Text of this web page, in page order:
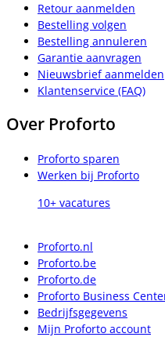
Retour aanmelden
Bestelling volgen
Bestelling annuleren
Garantie aanvragen
Nieuwsbrief aanmelden
Klantenservice (FAQ)
Over Proforto
Proforto sparen
Werken bij Proforto
10+ vacatures
Proforto.nl
Proforto.be
Proforto.de
Proforto Business
Bedrijfsgegevens
Mijn Proforto account